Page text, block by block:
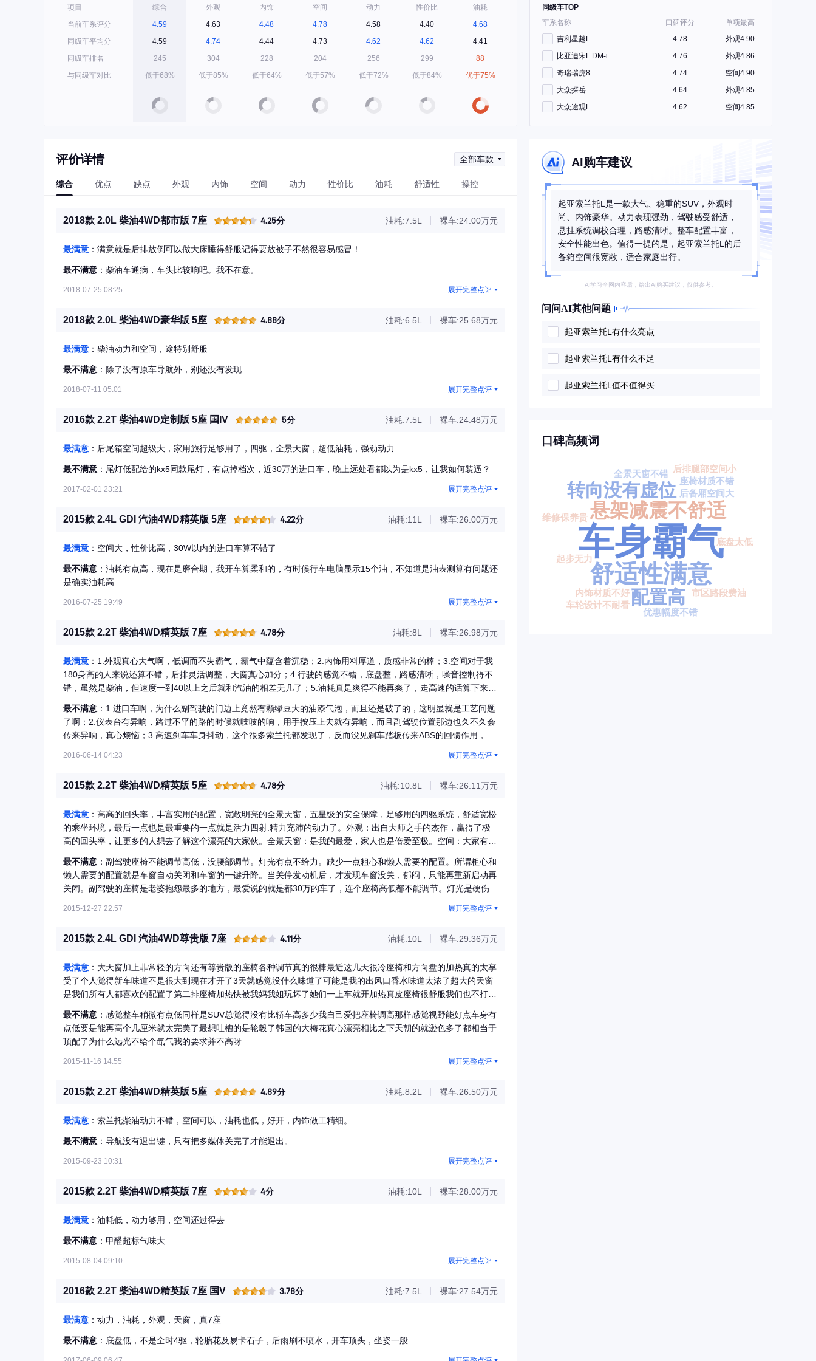
项目
当前车系评分
同级车平均分
同级车排名
与同级车对比
综合
4.59
4.59
245
低于68%
外观
4.63
4.74
304
低于85%
内饰
4.48
4.44
228
低于64%
空间
4.78
4.73
204
低于57%
动力
4.58
4.62
256
低于72%
性价比
4.40
4.62
299
低于84%
油耗
4.68
4.41
88
优于75%
同级车TOP
车系名称
口碑评分
单项最高
吉利星越L
4.78
外观4.90
比亚迪宋L DM-i
4.76
外观4.86
奇瑞瑞虎8
4.74
空间4.90
大众探岳
4.64
外观4.85
大众途观L
4.62 空间4.85
评价详情 全部车款
综合 优点 缺点 外观 内饰 空间 动力 性价比 油耗 舒适性 操控
2018款 2.0L 柴油4WD都市版 7座 4.25分 油耗:7.5L 裸车:24.00万元
最满意 ：满意就是后排放倒可以做大床睡得舒服记得要放被子不然很容易感冒！
最不满意 ：柴油车通病，车头比较响吧。我不在意。
2018-07-25 08:25 展开完整点评
2018款 2.0L 柴油4WD豪华版 5座 4.88分 油耗:6.5L 裸车:25.68万元
最满意 ：柴油动力和空间，途特别舒服
最不满意 ：除了没有原车导航外，别还没有发现
2018-07-11 05:01 展开完整点评
2016款 2.2T 柴油4WD定制版 5座 国IV 5分 油耗:7.5L 裸车:24.48万元
最满意 ：后尾箱空间超级大，家用旅行足够用了，四驱，全景天窗，超低油耗，强劲动力
最不满意 ：尾灯低配给的kx5同款尾灯，有点掉档次，近30万的进口车，晚上远处看都以为是kx5，让我如何装逼？
2017-02-01 23:21 展开完整点评
2015款 2.4L GDI 汽油4WD精英版 5座 4.22分 油耗:11L 裸车:26.00万元
最满意 ：空间大，性价比高，30W以内的进口车算不错了
最不满意 ：油耗有点高，现在是磨合期，我开车算柔和的，有时候行车电脑显示15个油，不知道是油表测算有问题还
是确实油耗高
2016-07-25 19:49 展开完整点评
2015款 2.2T 柴油4WD精英版 7座 4.78分 油耗:8L 裸车:26.98万元
最满意 ：1.外观真心大气啊，低调而不失霸气，霸气中蕴含着沉稳；2.内饰用料厚道，质感非常的棒；3.空间对于我
180身高的人来说还算不错，后排灵活调整，天窗真心加分；4.行驶的感觉不错，底盘整，路感清晰，噪音控制得不
错，虽然是柴油，但速度一到40以上之后就和汽油的相差无几了；5.油耗真是爽得不能再爽了，走高速的话算下来才
力在起步的时候的确不如汽油车，但是调为sport模式或是多轰点油门，起步也还是挺好的，速度起来之后，40到120
之间提速超车，那可真是爽啊，在国道超车那真是刺激疯狂啊，由于还在磨合期，没敢把转速超过3千转，所以不知
道120之后的提速是什么感觉了。
最不满意 ：1.进口车啊，为什么副驾驶的门边上竟然有颗绿豆大的油漆气泡，而且还是破了的，这明显就是工艺问题
了啊；2.仪表台有异响，路过不平的路的时候就吱吱的响，用手按压上去就有异响，而且副驾驶位置那边也久不久会
传来异响，真心烦恼；3.高速刹车车身抖动，这个很多索兰托都发现了，反而没见刹车踏板传来ABS的回馈作用，怎
2016-06-14 04:23 展开完整点评
2015款 2.2T 柴油4WD精英版 5座 4.78分 油耗:10.8L 裸车:26.11万元
最满意 ：高高的回头率，丰富实用的配置，宽敞明亮的全景天窗，五星级的安全保障，足够用的四驱系统，舒适宽松
的乘坐环境，最后一点也是最重要的一点就是活力四射.精力充沛的动力了。外观：出自大师之手的杰作，赢得了极
高的回头率，让更多的人想去了解这个漂亮的大家伙。全景天窗：是我的最爱，家人也是倍爱至极。空间：大家有目
实用。
最不满意 ：副驾驶座椅不能调节高低，没腰部调节。灯光有点不给力。缺少一点粗心和懒人需要的配置。所谓粗心和
懒人需要的配置就是车窗自动关闭和车窗的一键升降。当关停发动机后，才发现车窗没关，郁闷，只能再重新启动再
关闭。副驾驶的座椅是老婆抱怨最多的地方，最爱说的就是都30万的车了，连个座椅高低都不能调节。灯光是硬伤，
2015-12-27 22:57 展开完整点评
2015款 2.4L GDI 汽油4WD尊贵版 7座 4.11分 油耗:10L 裸车:29.36万元
最满意 ：大天窗加上非常轻的方向还有尊贵版的座椅各种调节真的很棒最近这几天很冷座椅和方向盘的加热真的太享
受了个人觉得新车味道不是很大到现在才开了3天就感觉没什么味道了可能是我的出风口香水味道太浓了超大的天窗
是我们所有人都喜欢的配置了第二排座椅加热快被我妈我姐玩坏了她们一上车就开加热真皮座椅很舒服我们也不打算
且操作很流畅没有卡顿延迟反应很迅速除了化妆镜之外车内照明都是LED的用起来很方便很舒服
最不满意 ：感觉整车稍微有点低同样是SUV总觉得没有比轿车高多少我自己爱把座椅调高那样感觉视野能好点车身有
点低要是能再高个几厘米就太完美了最想吐槽的是轮毂了韩国的大梅花真心漂亮相比之下天朝的就逊色多了都相当于
顶配了为什么远光不给个氙气我的要求并不高呀
2015-11-16 14:55 展开完整点评
2015款 2.2T 柴油4WD精英版 5座 4.89分 油耗:8.2L 裸车:26.50万元
最满意 ：索兰托柴油动力不错，空间可以，油耗也低，好开，内饰做工精细。
最不满意 ：导航没有退出键，只有把多媒体关完了才能退出。
2015-09-23 10:31 展开完整点评
2015款 2.2T 柴油4WD精英版 7座 4分 油耗:10L 裸车:28.00万元
最满意 ：油耗低，动力够用，空间还过得去
最不满意 ：甲醛超标气味大
2015-08-04 09:10 展开完整点评
2016款 2.2T 柴油4WD精英版 7座 国V 3.78分 油耗:7.5L 裸车:27.54万元
最满意 ：动力，油耗，外观，天窗，真7座
最不满意 ：底盘低，不是全时4驱，轮胎花及易卡石子，后雨刷不喷水，开车顶头，坐姿一般
AI购车建议
起亚索兰托L是一款大气、稳重的SUV，外观时
尚、内饰豪华。动力表现强劲，驾驶感受舒适，
悬挂系统调校合理，路感清晰。整车配置丰富，
安全性能出色。值得一提的是，起亚索兰托L的后
备箱空间很宽敞，适合家庭出行。
AI学习全网内容后，给出AI购买建议，仅供参考。
问问AI其他问题
起亚索兰托L有什么亮点
起亚索兰托L有什么不足
起亚索兰托L值不值得买
口碑高频词